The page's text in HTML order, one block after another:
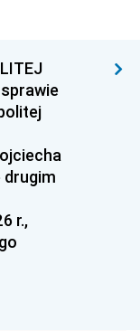
1994
1991
1985
1979
drugim
r.,